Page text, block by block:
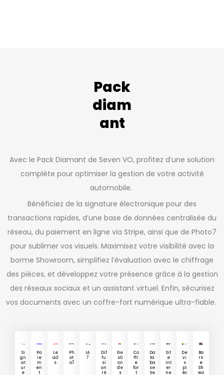
Pack
diam
ant
Avec le Pack Diamant de Seven VO, profitez d’une solution
complète pour optimiser la gestion de votre activité
automobile.
Bénéficiez de la signature électronique pour des
transactions rapides, d’une base de données centralisée du
réseau, du paiement en ligne via Stripe, ainsi que de Photo7
pour sublimer vos visuels. Maximisez votre visibilité avec la
borme Showroom, simplifiez l’évaluation avec le chiffrage
des pièces, et développez votre présence grâce à la gestion
des réseaux sociaux et un assistant virtuel. Enfin, sécurisez
vos documents avec un coffre-fort numérique ultra-fiable.
Si
gn
at
ur
e
Pa
ie
m
en
t
Le
ad
s
Ph
ot
o7
IA
7
Dif
fu
si
on
ré
Ge
sti
on
de
s
Co
ffr
e
for
t
Da
ta
ba
se
Se
Sit
e
int
er
ne
De
vi
s
pi
èc
Bo
rn
e
Sh
wo